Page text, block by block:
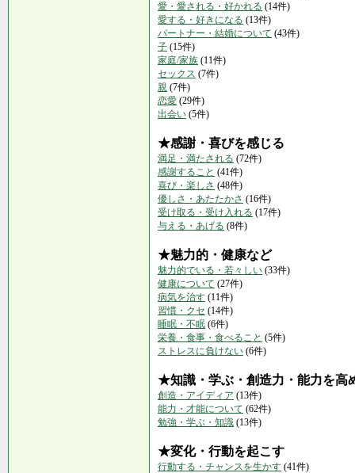
愛・愛される・好かれる (14件)
愛する・好きになる (13件)
パートナー・結婚について (43件)
子 (15件)
家庭/家族 (11件)
セックス (7件)
親 (7件)
恋愛 (29件)
出会い (5件)
★感謝・喜びを感じる
満足・満たされる (72件)
感謝すること (41件)
喜び・楽しさ (48件)
優しさ・あたたかさ (16件)
受け取る・受け入れる (17件)
与える・あげる (8件)
★魅力的・健康など
魅力的でいる・若々しい (33件)
健康について (27件)
病気を治す (11件)
習慣・クセ (14件)
睡眠・不眠 (6件)
栄養・食事・食べること (5件)
ストレスに負けない (6件)
★知識・学ぶ・創造力・能力を高
創造・アイディア (13件)
能力・才能について (62件)
勉強・学ぶ・知識 (13件)
★変化・行動を起こす
行動する・チャンスを生かす (41件)